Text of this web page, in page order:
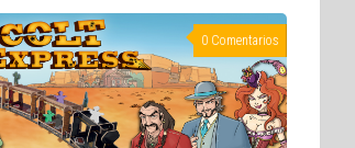
0 Comentarios